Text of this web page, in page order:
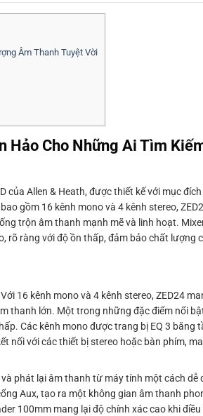
Âm Thanh Tuyệt Vời
Hảo Cho Những Ai Tìm
của Allen & Heath, được thiết kế với mục
gồm 16 kênh mono và 4 kênh stereo,
trộn âm thanh mạnh mẽ và linh hoạt.
rõ ràng với độ ồn thấp, đảm bảo chất lượng
16 kênh mono và 4 kênh stereo, ZED24
thanh lớn. Một trong những đặc điểm nổi
Các kênh mono được trang bị EQ 3 băng
nối với các thiết bị stereo hoặc bàn phím,
phát lại âm thanh từ máy tính một cách dễ
Aux, tạo ra một không gian âm thanh
100mm mang lại độ chính xác cao khi